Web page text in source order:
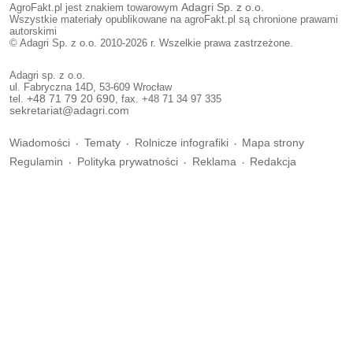
AgroFakt.pl jest znakiem towarowym Adagri Sp. z o.o.
Wszystkie materiały opublikowane na agroFakt.pl są chronione prawami
autorskimi
© Adagri Sp. z o.o. 2010-2026 r. Wszelkie prawa zastrzeżone.
Adagri sp. z o.o.
ul. Fabryczna 14D, 53-609 Wrocław
tel. +48 71 79 20 690 , fax. +48 71 34 97 335
sekretariat@adagri.com
Wiadomości Tematy Rolnicze infografiki
Mapa strony
Regulamin
Polityka prywatności Reklama Redakcja